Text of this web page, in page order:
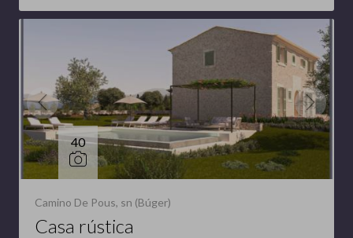
40
Camino De Pous, sn (Búger)
Casa rústica